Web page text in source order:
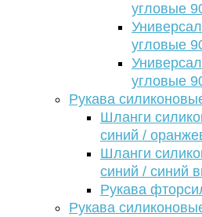
угловые
угловые
угловые
Рукава
Шланги
синий /
Шланги
синий / синий
Рукава
Рукава